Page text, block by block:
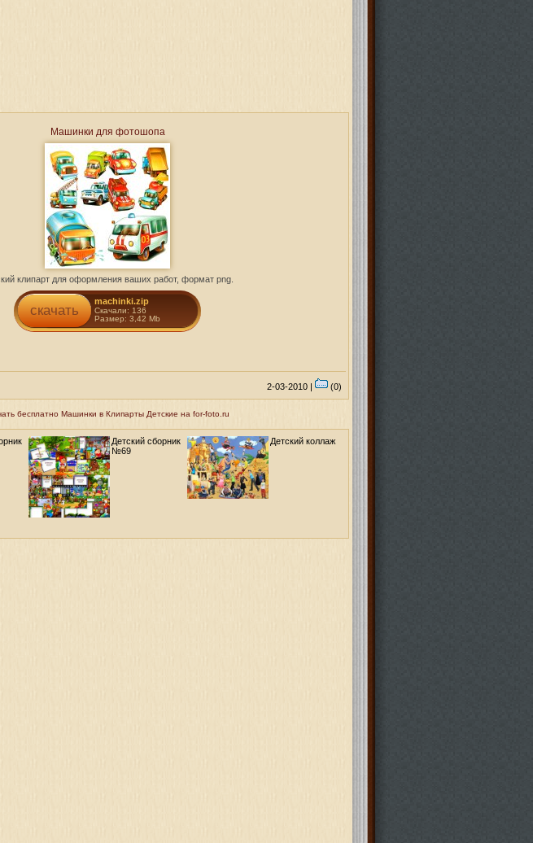
Машинки для фотошопа
клипарт для оформления ваших работ, формат png.
скачать
machinki.zip
Скачали: 136
Размер: 3,42 Mb
2-03-2010 | (0)
бесплатно Машинки в Клипарты Детские на for-foto.ru
Детский сборник
№69
Детский коллаж